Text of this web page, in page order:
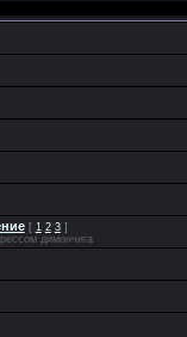
[ 1 2 3]
димончига